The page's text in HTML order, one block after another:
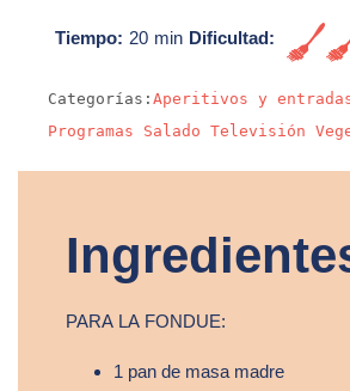
Tiempo: 20 min Dificultad:
Categorías: Aperitivos y
Programas
Salado Televisión
PARA LA FONDUE:
1 pan de masa madre